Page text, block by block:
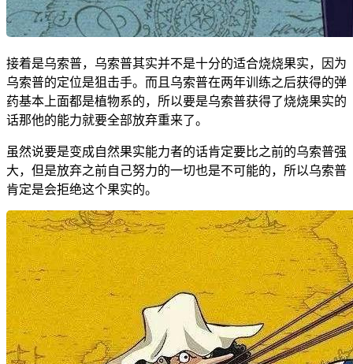
接着是乌索普，乌索普其实并不是十分的适合烧烧果实，因为
乌索普的定位是狙击手。而且乌索普在两年训练之后获得的弹
药基本上面都是植物系的，所以要是乌索普获得了烧烧果实的
话那他的能力就要全部放弃重来了。
虽然说要是变成自然果实能力者的话肯定要比之前的乌索普强
大，但是放弃之前自己努力的一切也是不可能的，所以乌索普
肯定是会拒绝这个果实的。